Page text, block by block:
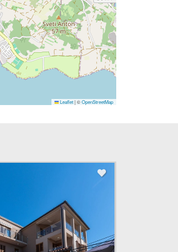
Leaflet|©OpenStreetMap